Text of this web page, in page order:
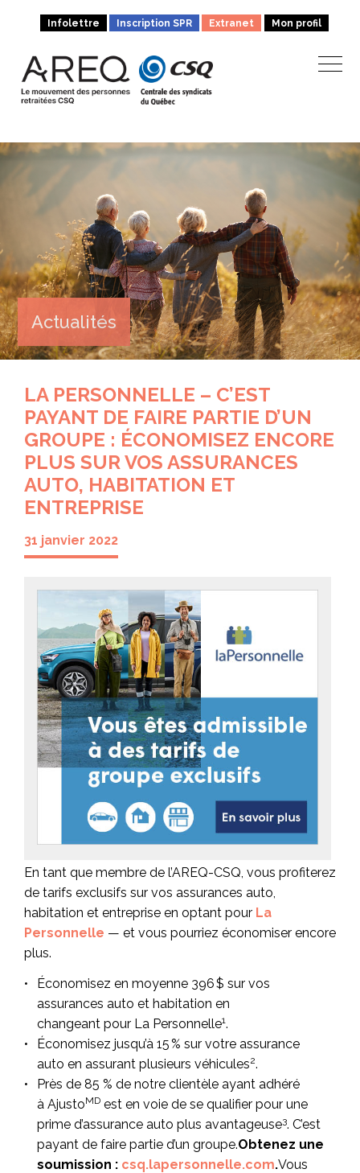
Infolettre Inscription SPR Extranet Mon profil
Actualités
LA PERSONNELLE – C’EST
PAYANT DE FAIRE PARTIE D’UN
GROUPE : ÉCONOMISEZ ENCORE
PLUS SUR VOS ASSURANCES
AUTO, HABITATION ET
ENTREPRISE
31 janvier 2022
En tant que membre de l’AREQ-CSQ, vous profiterez
de tarifs exclusifs sur vos assurances auto,
habitation et entreprise en optant pour La
Personnelle — et vous pourriez économiser encore
plus.
Économisez en moyenne 396 $ sur vos
assurances auto et habitation en
changeant pour La Personnelle1.
Économisez jusqu’à 15 % sur votre assurance
auto en assurant plusieurs véhicules2.
Près de 85 % de notre clientèle ayant adhéré
à AjustoMD est en voie de se qualifier pour une
prime d’assurance auto plus avantageuse3. C’est
payant de faire partie d’un groupe.Obtenez une
soumission : csq.lapersonnelle.com.Vous